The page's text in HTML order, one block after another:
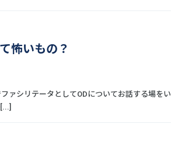
怖いもの？
ァシリテータとしてODについてお話する場をい